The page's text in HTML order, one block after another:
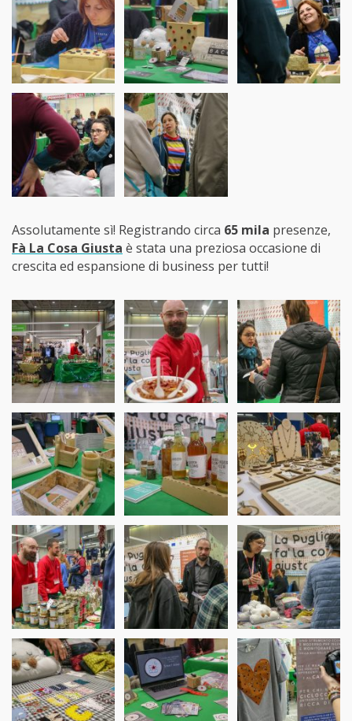
Assolutamente sì! Registrando circa 65 mila presenze,
Fà La Cosa Giusta è stata una preziosa occasione di
crescita ed espansione di business per tutti!